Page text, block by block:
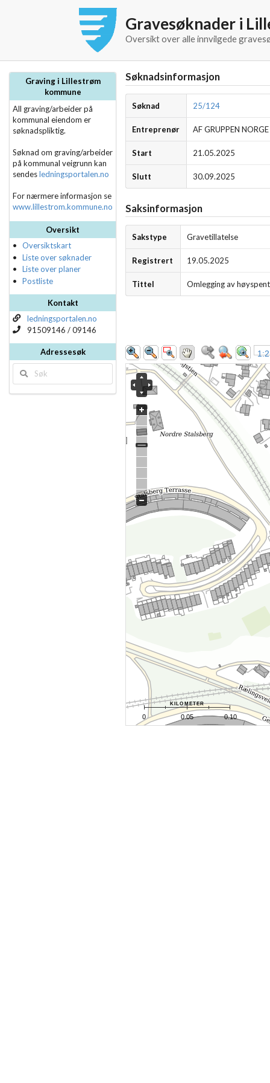
Gravesøknader i
Oversikt over alle innvilgede
Graving i Lillestrøm
kommune
All graving/arbeider på
kommunal eiendom er
søknadspliktig.
Søknad om graving/arbeider
på kommunal veigrunn kan
sendesledningsportalen.no
For nærmere informasjon se
www.lillestrom.kommune.no
Oversikt
Oversiktskart
Liste over søknader
Liste over planer
Postliste
Kontakt
ledningsportalen.no
91509146 / 09146
Adressesøk
Søknadsinformasjon
Søknad 25/124
Entreprenør AF GRUPPEN
Start 21.05.2025
Slutt 30.09.2025
Saksinformasjon
Sakstype Gravetillatelse
Registrert 19.05.2025
Tittel Omlegging av
kilometer
0
0.05 0.10